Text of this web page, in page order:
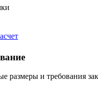
размеры и требования